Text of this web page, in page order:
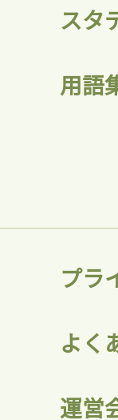
スタ
用語
プラ
よく
運営